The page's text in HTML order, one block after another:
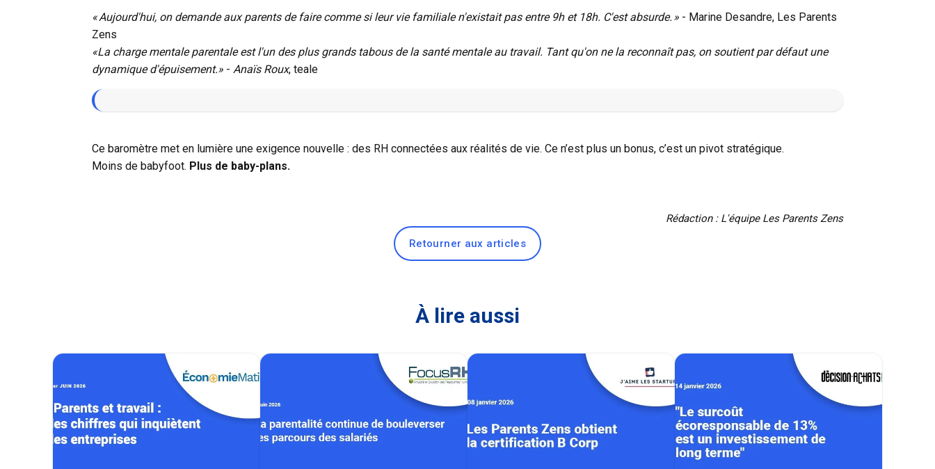
« Aujourd'hui, on demande aux parents de faire comme si leur vie familiale n'existait pas entre 9h et 18h. C'est absurde. » - Marine Desandre, Les Parents
Zens
«La charge mentale parentale est l'un des plus grands tabous de la santé mentale au travail. Tant qu'on ne la reconnaît pas, on soutient par défaut une
dynamique d'épuisement.» - Anaïs Roux, teale
Ce baromètre met en lumière une exigence nouvelle : des RH connectées aux réalités de vie. Ce n’est plus un bonus, c’est un pivot stratégique.
Moins de babyfoot. Plus de baby-plans.
Rédaction : L'équipe Les Parents Zens
Retourner aux articles
À lire aussi